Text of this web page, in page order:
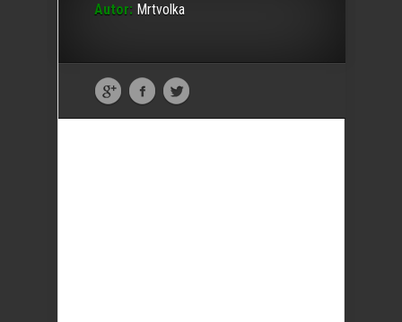
Autor: Mrtvolka